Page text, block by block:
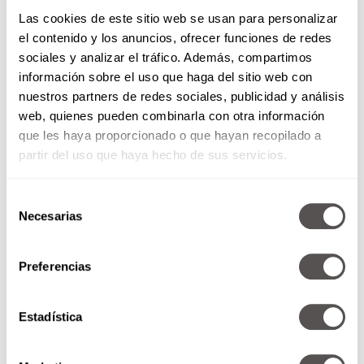
Las cookies de este sitio web se usan para personalizar
el contenido y los anuncios, ofrecer funciones de redes
sociales y analizar el tráfico. Además, compartimos
información sobre el uso que haga del sitio web con
nuestros partners de redes sociales, publicidad y análisis
web, quienes pueden combinarla con otra información
que les haya proporcionado o que hayan recopilado a
partir del uso que haya hecho de sus servicios.
Necesarias
Preferencias
Estadística
importante que tu perro tenga agua por todas
partes, y para que esté más fresca considera
añadir cubitos de hielo, créenos, él te lo va a
agradecer.
Evita las horas más calurosas
Otro de los tips para evitar que tu perro se
las temperaturas son más baja, esto además te
durante las horas pico de calor, entre las 10 a.m.
Cero se vale que lo dejes en el